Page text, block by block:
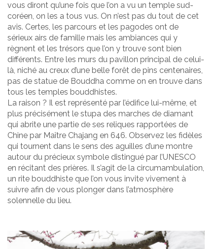
vous diront qu’une fois que l’on a vu un temple sud-
coréen, on les a tous vus. On n’est pas du tout de cet
avis. Certes, les parcours et les pagodes ont de
sérieux airs de famille mais les ambiances qui y
règnent et les trésors que l’on y trouve sont bien
différents. Entre les murs du pavillon principal de celui-
là, niché au creux d’une belle forêt de pins centenaires,
pas de statue de Bouddha comme on en trouve dans
tous les temples bouddhistes.
La raison ? Il est représenté par l’édifice lui-même, et
plus précisément le stupa des marches de diamant
qui abrite une partie de ses reliques rapportées de
Chine par Maître Chajang en 646. Observez les fidèles
qui tournent dans le sens des aguilles d’une montre
autour du précieux symbole distingué par l’UNESCO
en récitant des prières. Il s’agit de la circumambulation,
un rite bouddhiste que l’on vous invite vivement à
suivre afin de vous plonger dans l’atmosphère
solennelle du lieu.